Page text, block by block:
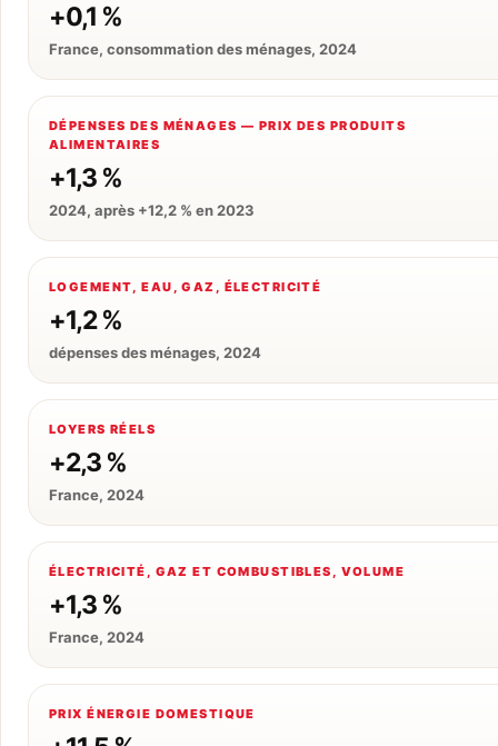
+0,1 %
France, consommation des ménages, 2024
DÉPENSES DES MÉNAGES — PRIX DES PRODUITS
ALIMENTAIRES
+1,3 %
2024, après +12,2 % en 2023
LOGEMENT, EAU, GAZ, ÉLECTRICITÉ
+1,2 %
dépenses des ménages, 2024
LOYERS RÉELS
+2,3 %
France, 2024
ÉLECTRICITÉ, GAZ ET COMBUSTIBLES, VOLUME
+1,3 %
France, 2024
PRIX ÉNERGIE DOMESTIQUE